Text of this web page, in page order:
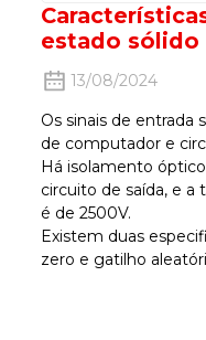
estado sólido
13/08/2024
Os sinais de entrada
de computador e
Há isolamento
circuito de saída, e a
é de 2500V.
Existem duas
zero e gatilho